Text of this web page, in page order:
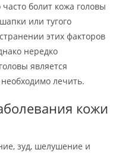
болит кожа головы
или тугого
этих факторов
нередко
является
лечить.
кожи
зуд, шелушение и